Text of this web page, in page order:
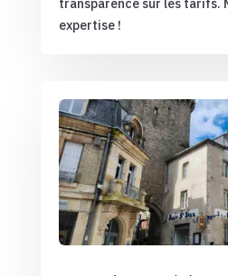
transparence sur les tarifs.
expertise !